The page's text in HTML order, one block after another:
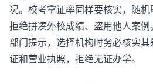
况。校考拿证率同样要核实，随机
拒绝拼凑外校成绩、盗用他人案
部门提示，选择机构时务必核实
证和营业执照，拒绝无证办学。